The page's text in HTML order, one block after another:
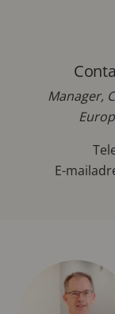
Manager,
E-